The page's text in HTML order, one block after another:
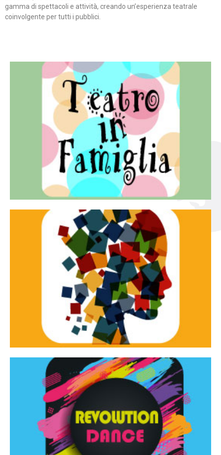
gamma di spettacoli e attività, creando un’esperienza teatrale
coinvolgente per tutti i pubblici.
Teatro in famiglia
Teatro In Famiglia è una rassegna di teatro concepita
per far condividere e godere del teatro all’intera
famiglia.
Continua
Tracce dinamiche
Tracce Dinamiche è una rassegna di teatro
d’innovazione e sperimentale.
Continua
Revolution Dance
Rassegna di danza contemporanea – I Edizione